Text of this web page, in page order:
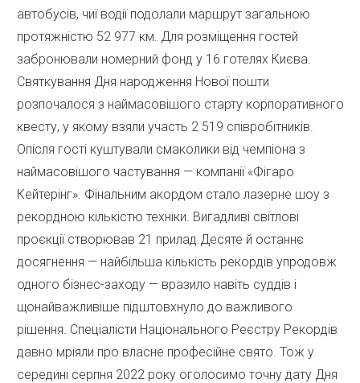
автобусів, чиї водії подолали маршрут загальною
протяжністю 52 977 км. Для розміщення гостей
забронювали номерний фонд у 16 готелях Києва.
Святкування Дня народження Нової пошти
розпочалося з наймасовішого старту корпоративного
квесту, у якому взяли участь 2 519 співробітників.
Опісля гості куштували смаколики від чемпіона з
наймасовішого частування — компанії «Фігаро
Кейтерінг». Фінальним акордом стало лазерне шоу з
рекордною кількістю техніки. Вигадливі світлові
проєкції створював 21 прилад.Десяте й останнє
досягнення — найбільша кількість рекордів упродовж
одного бізнес-заходу — вразило навіть суддів і
щонайважливіше підштовхнуло до важливого
рішення. Спеціалісти Національного Реєстру Рекордів
давно мріяли про власне професійне свято. Тож у
середині серпня 2022 року оголосимо точну дату Дня